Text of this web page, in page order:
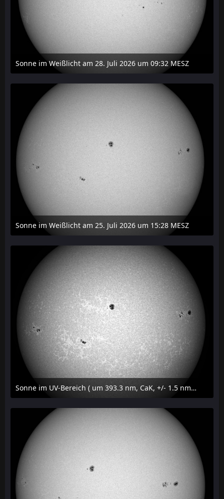
Sonne im Weißlicht am 28. Juli 2026 um 09:32 MESZ
31. Juli 2026 um 20:03
Sonne im Weißlicht am 25. Juli 2026 um 15:28 MESZ
27. Juli 2026 um 21:15
Sonne im UV-Bereich ( um 393.3 nm, CaK, +/- 1.5 nm) am 25. Juli 2026 um 15:32 MESZ
27. Juli 2026 um 20:32